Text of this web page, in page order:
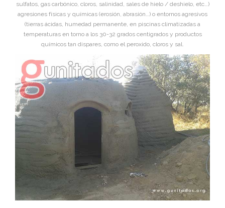
sulfatos, gas carbónico, cloros, salinidad, sales de hielo / deshielo, etc…)
agresiones físicas y químicas (erosión, abrasión…) o entornos agresivos
(tierras ácidas, humedad permanente, en piscinas climatizadas a
temperaturas en torno a los 30-32 grados centigrados y productos
químicos tan dispares, como el peroxido, cloros y sal.